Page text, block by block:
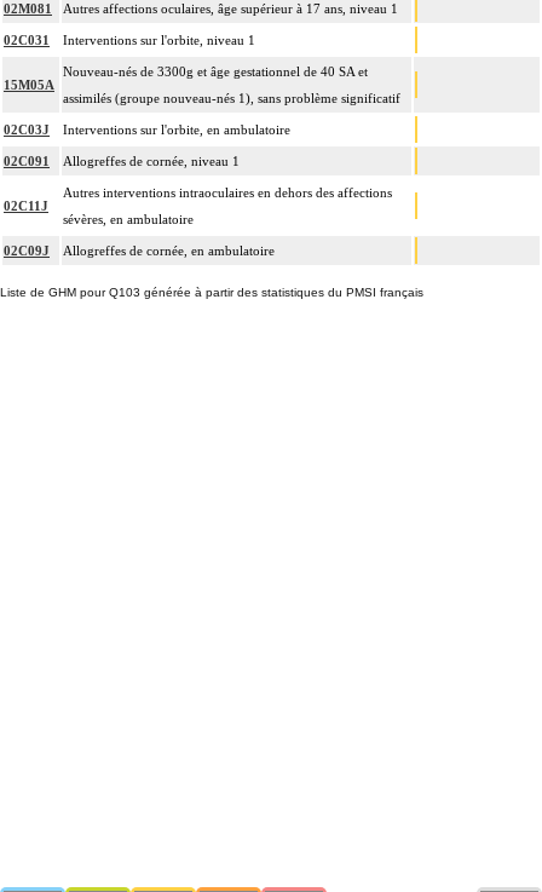
02M081 Autres affections oculaires, âge supérieur à 17 ans, niveau 1
02C031 Interventions sur l'orbite, niveau 1
15M05A
Nouveau-nés de 3300g et âge gestationnel de 40 SA et
assimilés (groupe nouveau-nés 1), sans problème significatif
02C03J Interventions sur l'orbite, en ambulatoire
02C091 Allogreffes de cornée, niveau 1
02C11J
Autres interventions intraoculaires en dehors des affections
sévères, en ambulatoire
02C09J Allogreffes de cornée, en ambulatoire
Liste de GHM pour Q103 générée à partir des statistiques du PMSI français